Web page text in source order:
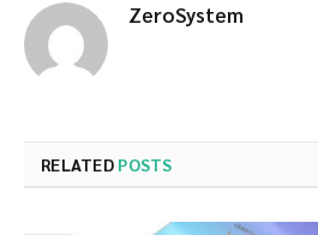
ZeroSystem
RELATED POSTS